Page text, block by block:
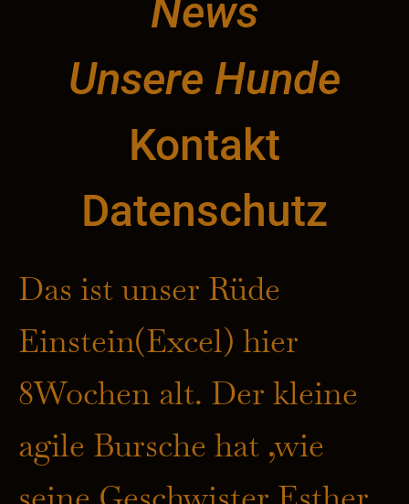
News
Unsere Hunde
Kontakt
Datenschutz
Das ist unser Rüde
Einstein(Excel) hier
8Wochen alt. Der kleine
agile Bursche hat ,wie